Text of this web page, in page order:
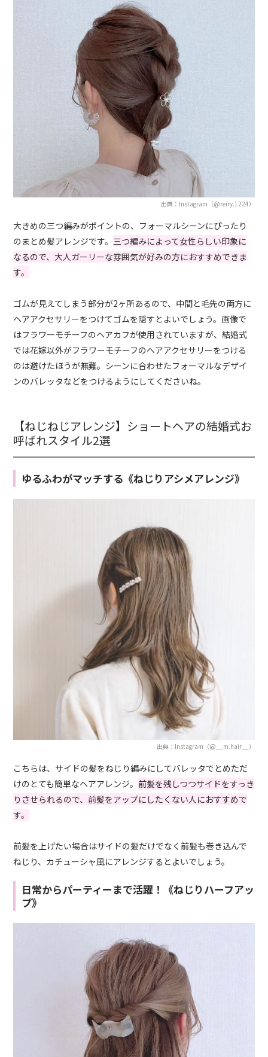
出典：Instagram（@reiry.1224）
大きめの三つ編みがポイントの、フォーマルシーンにぴったり
のまとめ髪アレンジです。 三つ編みによって女性らしい印象に
なるので、大人ガーリーな雰囲気が好みの方におすすめできま
す。
ゴムが見えてしまう部分が2ヶ所あるので、中間と毛先の両方に
ヘアアクセサリーをつけてゴムを隠すとよいでしょう。画像で
はフラワーモチーフのヘアカフが使用されていますが、結婚式
では花嫁以外がフラワーモチーフのヘアアクセサリーをつける
のは避けたほうが無難。シーンに合わせたフォーマルなデザイ
ンのバレッタなどをつけるようにしてくださいね。
【ねじねじアレンジ】ショートヘアの結婚式お
呼ばれスタイル2選
ゆるふわがマッチする《ねじりアシメアレンジ》
出典：Instagram（@__m.hair__）
こちらは、サイドの髪をねじり編みにしてバレッタでとめただ
けのとても簡単なヘアアレンジ。 前髪を残しつつサイドをすっき
りさせられるので、前髪をアップにしたくない人におすすめで
す。
前髪を上げたい場合はサイドの髪だけでなく前髪も巻き込んで
ねじり、カチューシャ風にアレンジするとよいでしょう。
日常からパーティーまで活躍！《ねじりハーフアッ
プ》